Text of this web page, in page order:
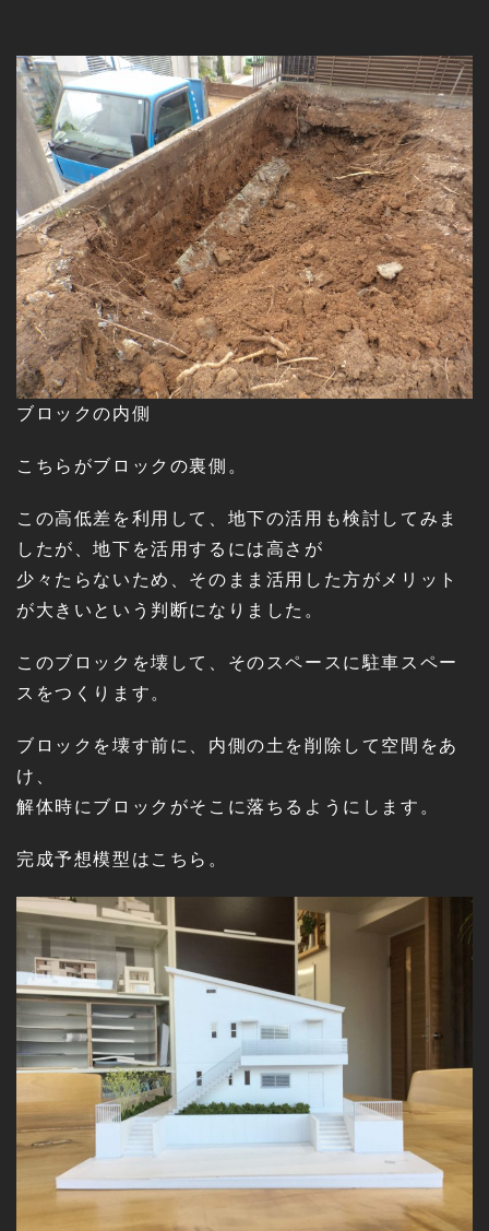
ブロックの内側
こちらがブロックの裏側。
この高低差を利用して、地下の活用も検討してみま
したが、地下を活用するには高さが
少々たらないため、そのまま活用した方がメリット
が大きいという判断になりました。
このブロックを壊して、そのスペースに駐車スペー
スをつくります。
ブロックを壊す前に、内側の土を削除して空間をあ
け、
解体時にブロックがそこに落ちるようにします。
完成予想模型はこちら。